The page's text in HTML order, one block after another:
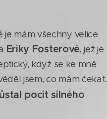
mám všechny velice
Eriky Fosterové, jež je
když se ke mně
jsem, co mám čekat.
pocit silného